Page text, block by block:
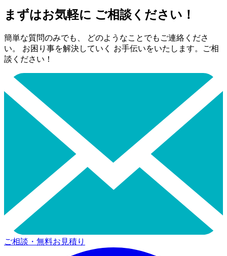
まずはお気軽に ご相談ください！
簡単な質問のみでも、 どのようなことでもご連絡くださ
い。 お困り事を解決していく お手伝いをいたします。ご相
談ください！
ご相談・無料お見積り